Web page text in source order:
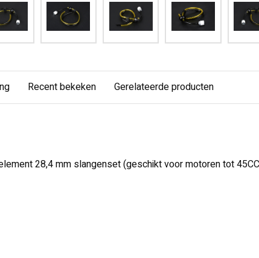
Recent bekeken Gerelateerde producten
28,4 mm slangenset (geschikt voor motoren tot